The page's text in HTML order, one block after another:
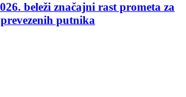
beleži značajni rast prometa za
putnika